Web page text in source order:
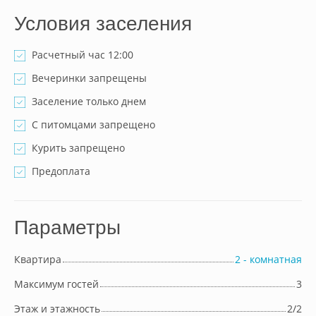
Условия заселения
Расчетный час 12:00
Вечеринки запрещены
Заселение только днем
С питомцами запрещено
Курить запрещено
Предоплата
Параметры
Квартира
2 - комнатная
Максимум гостей
3
Этаж и этажность
2/2